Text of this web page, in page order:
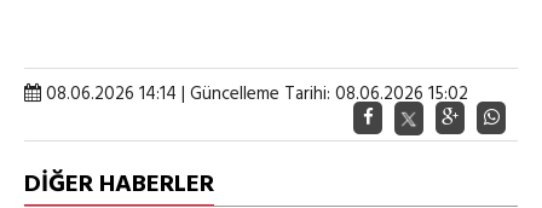
08.06.2026 14:14 | Güncelleme Tarihi: 08.06.2026 15:02
DİĞER HABERLER